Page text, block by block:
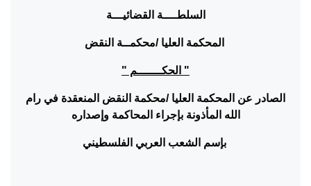
السلطــــة القضائيـــة
المحكمة العليا /محكمــة النقض
" الحكـــــــم "
الصادر عن المحكمة العليا /محكمة النقض المنعقدة في رام
الله المأذونة بإجراء المحاكمة وإصداره
بإسم الشعب العربي الفلسطيني